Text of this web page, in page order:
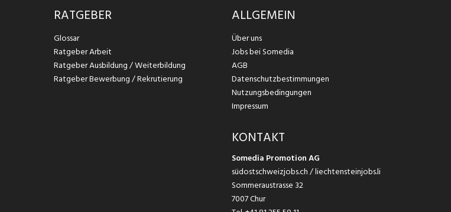
RATGEBER
Glossar
Ratgeber Arbeit
Ratgeber Ausbildung / Weiterbildung
Ratgeber Bewerbung / Rekrutierung
ALLGEMEIN
Über uns
Jobs bei Somedia
AGB
Datenschutzbestimmungen
Nutzungsbedingungen
Impressum
KONTAKT
Somedia Promotion AG
südostschweizjobs.ch / liechtensteinjobs.li
Sommeraustrasse 32
7007 Chur